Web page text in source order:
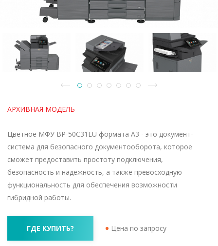
АРХИВНАЯ МОДЕЛЬ
Цветное МФУ BP-50C31EU формата A3 - это документ-
система для безопасного документооборота, которое
сможет предоставить простоту подключения,
безопасность и надежность, а также превосходную
функциональность для обеспечения возможности
гибридной работы.
ГДЕ КУПИТЬ? Цена по запросу